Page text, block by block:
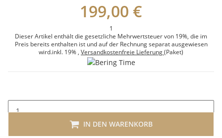
199,00 €
1
Dieser Artikel enthält die gesetzliche Mehrwertsteuer von 19%, die im
Preis bereits enthalten ist und auf der Rechnung separat ausgewiesen
wird.inkl. 19% , Versandkostenfreie Lieferung(Paket)
IN DEN WARENKORB